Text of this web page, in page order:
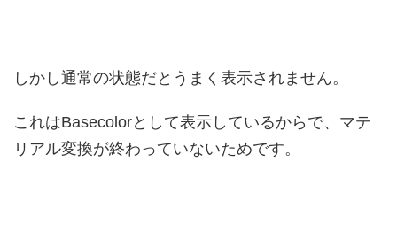
しかし通常の状態だとうまく表示されません。
これはBasecolorとして表示しているからで、マテ
リアル変換が終わっていないためです。